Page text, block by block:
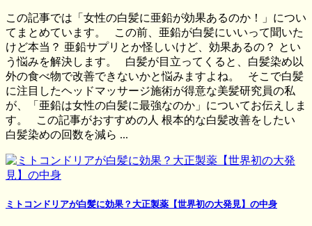
この記事では「女性の白髪に亜鉛が効果あるのか！」につい
てまとめています。 この前、亜鉛が白髪にいいって聞いた
けど本当？ 亜鉛サプリとか怪しいけど、効果あるの？ とい
う悩みを解決します。 白髪が目立ってくると、白髪染め以
外の食べ物で改善できないかと悩みますよね。 そこで白髪
に注目したヘッドマッサージ施術が得意な美髪研究員の私
が、「亜鉛は女性の白髪に最強なのか」についてお伝えしま
す。 この記事がおすすめの人 根本的な白髪改善をしたい
白髪染めの回数を減ら ...
ミトコンドリアが白髪に効果？大正製薬【世界初の大発見】の中身